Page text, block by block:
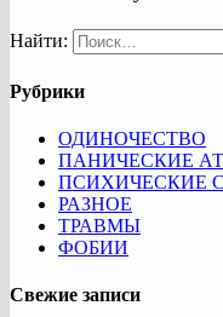
Найти:
Рубрики
ОДИНОЧЕСТВО
ПАНИЧЕСКИЕ
ПСИХИЧЕСКИЕ
РАЗНОЕ
ТРАВМЫ
ФОБИИ
Свежие записи